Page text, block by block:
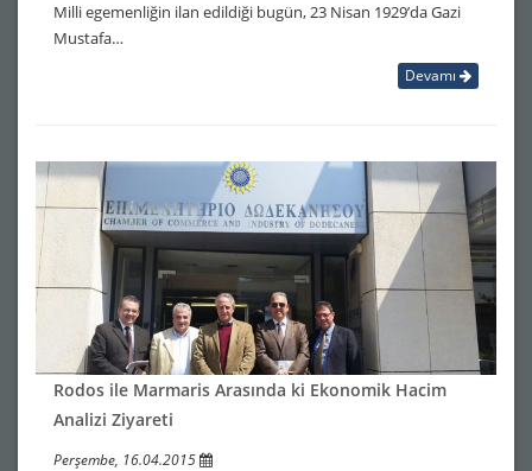
Milli egemenliğin ilan edildiği bugün, 23 Nisan 1929’da Gazi
Mustafa…
Devamı
Rodos ile Marmaris Arasında ki Ekonomik Hacim
Analizi Ziyareti
Perşembe, 16.04.2015